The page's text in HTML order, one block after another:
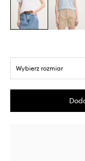
Wybierz rozmiar